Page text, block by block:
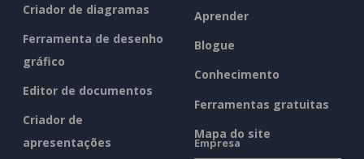
Criador de diagramas
Ferramenta de desenho
gráfico
Editor de documentos
Criador de
apresentações
Aprender
Blogue
Conhecimento
Ferramentas gratuitas
Mapa do site
Empresa